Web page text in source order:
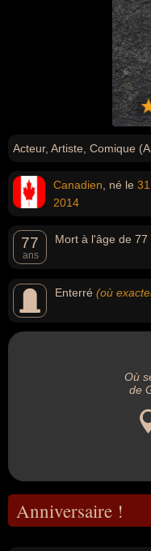
Acteur, Artiste, Comique
Canadien , né le
2014
77
ans
Mort à l'âge de 77
Enterré (où
Où
de
Anniversaire !